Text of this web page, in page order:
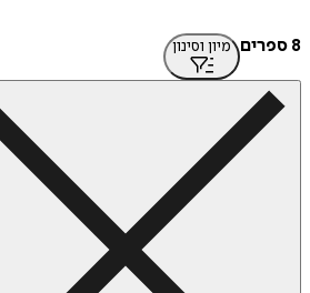
8 ספרים מיון וסינון